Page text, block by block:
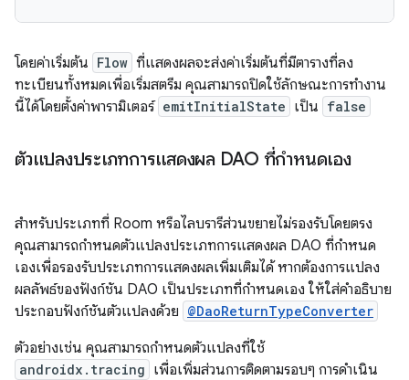
โดยค่าเริ่มต้น Flow ที่แสดงผลจะส่งค่าเริ่มต้นที่มีตารางที่ลง
ทะเบียนทั้งหมดเพื่อเริ่มสตรีม คุณสามารถปิดใช้ลักษณะการทำงาน
นี้ได้โดยตั้งค่าพารามิเตอร์ emitInitialState เป็น false
ตัวแปลงประเภทการแสดงผล DAO ที่กำหนดเอง
สำหรับประเภทที่ Room หรือไลบรารีส่วนขยายไม่รองรับโดยตรง
คุณสามารถกำหนดตัวแปลงประเภทการแสดงผล DAO ที่กำหนด
เองเพื่อรองรับประเภทการแสดงผลเพิ่มเติมได้ หากต้องการแปลง
ผลลัพธ์ของฟังก์ชัน DAO เป็นประเภทที่กำหนดเอง ให้ใส่คำอธิบาย
ประกอบฟังก์ชันตัวแปลงด้วย @DaoReturnTypeConverter
ตัวอย่างเช่น คุณสามารถกำหนดตัวแปลงที่ใช้
androidx.tracing เพื่อเพิ่มส่วนการติดตามรอบๆ การดำเนิน